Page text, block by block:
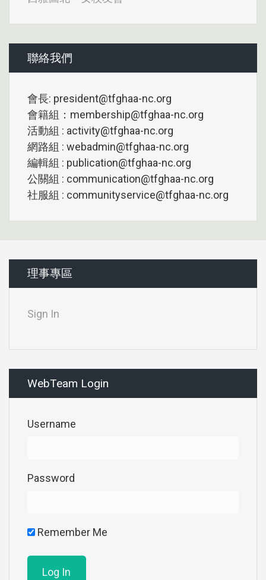
聯絡我們
會長: president@tfghaa-nc.org
會籍組：membership@tfghaa-nc.org
活動組 : activity@tfghaa-nc.org
網路組 : webadmin@tfghaa-nc.org
編輯組 : publication@tfghaa-nc.org
公關組 : communication@tfghaa-nc.org
社服組 : communityservice@tfghaa-nc.org
理事專區
Sign In
WebTeam Login
Username
Password
Remember Me